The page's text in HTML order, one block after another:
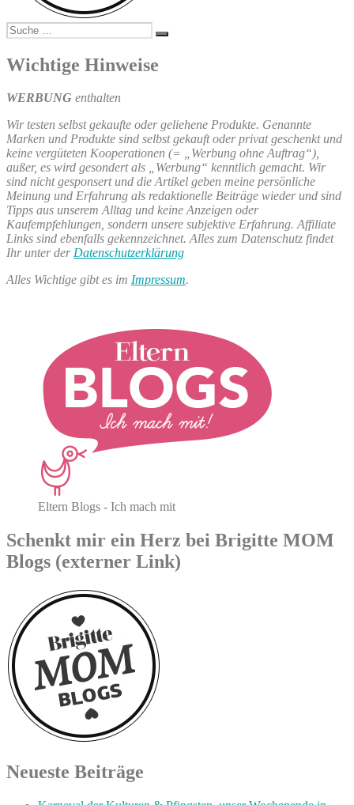
Suche
nach:
Suchen
Wichtige Hinweise
WERBUNG enthalten
Wir testen selbst gekaufte oder geliehene Produkte. Genannte
Marken und Produkte sind selbst gekauft oder privat geschenkt und
keine vergüteten Kooperationen (= „Werbung ohne Auftrag“),
außer, es wird gesondert als „Werbung“ kenntlich gemacht. Wir
sind nicht gesponsert und die Artikel geben meine persönliche
Meinung und Erfahrung als redaktionelle Beiträge wieder und sind
Tipps aus unserem Alltag und keine Anzeigen oder
Kaufempfehlungen, sondern unsere subjektive Erfahrung. Affiliate
Links sind ebenfalls gekennzeichnet. Alles zum Datenschutz findet
Ihr unter derDatenschutzerklärung
Alles Wichtige gibt es im Impressum.
Eltern Blogs - Ich mach mit
Schenkt mir ein Herz bei Brigitte MOM
Blogs (externer Link)
Neueste Beiträge